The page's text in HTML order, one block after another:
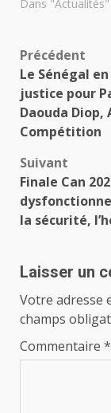
Dans "Actualités"
d’article
Précédent
Le Sénégal
justice pour
Daouda
Compétition
Suivant
Finale Can
la sécurité,
Laisser un
Votre adresse
champs
Commentaire *